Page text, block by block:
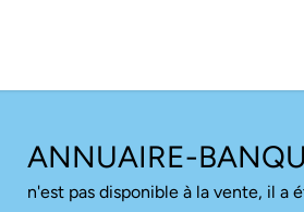
ANNUAIRE-
n'est pas disponible à la vente, il a